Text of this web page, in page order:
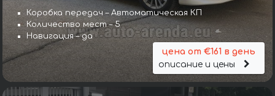
Коробка передач – Автоматическая КП
Количество мест – 5
Навигация – да
цена от €161 в день
описание и цены